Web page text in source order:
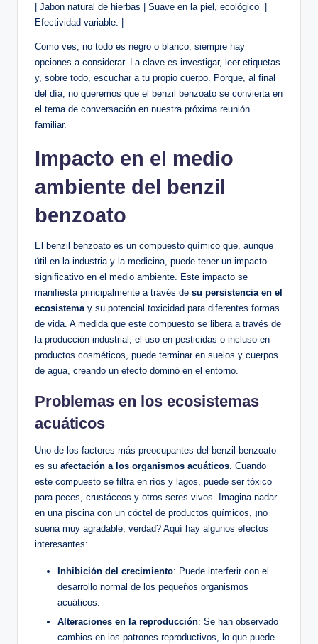
|⁣ Jabon natural de hierbas | Suave en ⁤la piel, ecológico ⁣ |
Efectividad variable. ⁤|
Como ves, no todo es negro o blanco; siempre hay
opciones​ a considerar. La clave es ⁢investigar, ‌leer etiquetas
y, sobre todo, escuchar a tu propio cuerpo. Porque, al final
del día, no queremos ⁤que ‍el benzil benzoato⁢ se convierta en⁢
el ⁤tema de conversación en nuestra próxima⁢ reunión
familiar.
Impacto en ‌el ⁣medio
ambiente del benzil
benzoato
El benzil benzoato es un compuesto químico que, aunque⁣
útil en la industria y​ la‍ medicina, puede tener un impacto
⁢significativo en el medio ambiente. ⁤Este impacto se
manifiesta principalmente a través de su persistencia en el
ecosistema y su potencial‍ toxicidad para diferentes formas
de vida. A medida que este compuesto se libera a través de
la producción industrial, el uso⁢ en pesticidas o incluso en
productos cosméticos, puede ⁣terminar en⁤ suelos y cuerpos
de agua, ‌creando un efecto dominó en el entorno.
Problemas en los⁢ ecosistemas‌
acuáticos
Uno de los⁢ factores más preocupantes del‌ benzil benzoato
es ‍su afectación a los organismos acuáticos . Cuando
este compuesto se filtra en ríos y‌ lagos, puede⁢ ser tóxico
para peces, crustáceos y otros seres vivos.⁤ Imagina nadar
en una piscina con un cóctel de ⁤productos químicos, ¡no
⁣suena ​muy agradable, verdad? Aquí hay algunos ‍efectos
interesantes:
Inhibición del crecimiento: Puede interferir con el
desarrollo normal⁢ de los pequeños organismos
acuáticos.
Alteraciones en⁢ la reproducción: Se han observado
‍cambios en los patrones⁣ reproductivos, lo ⁢que puede